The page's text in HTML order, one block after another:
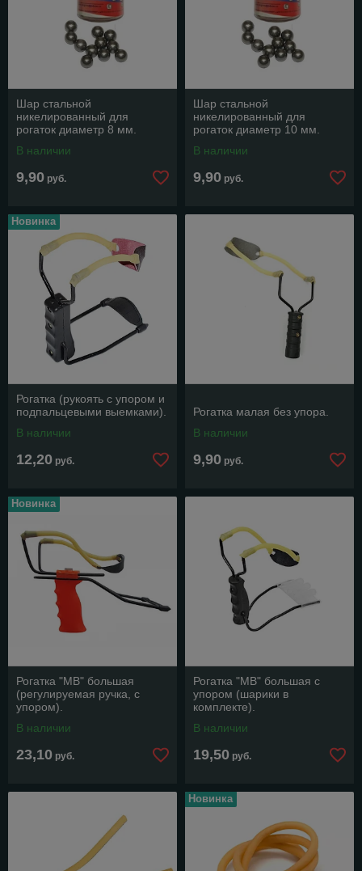
Шар стальной
никелированный для
рогаток диаметр 8 мм.
В наличии
9,90 руб.
Шар стальной
никелированный для
рогаток диаметр 10 мм.
В наличии
9,90 руб.
Новинка
Рогатка (рукоять с упором и
подпальцевыми выемками).
В наличии
12,20 руб.
Рогатка малая без упора.
В наличии
9,90 руб.
Новинка
Рогатка "МВ" большая
(регулируемая ручка, с
упором).
В наличии
23,10 руб.
Рогатка "МВ" большая с
упором (шарики в
комплекте).
В наличии
19,50 руб.
Новинка